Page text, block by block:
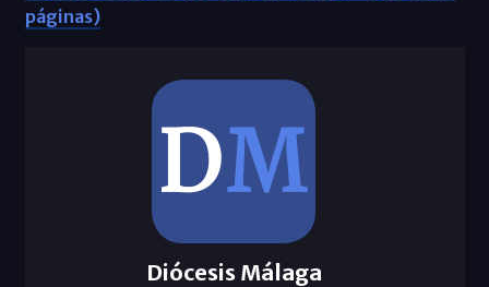
páginas)
Diócesis Málaga